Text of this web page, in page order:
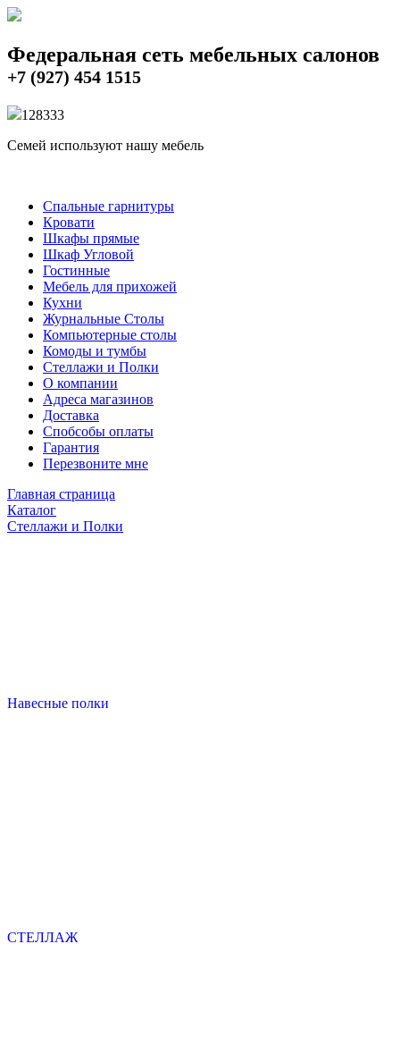
Федеральная сеть мебельных салонов
+7 (927) 454 1515
128333
Семей используют нашу мебель
Спальные гарнитуры
Кровати
Шкафы прямые
Шкаф Угловой
Гостинные
Мебель для прихожей
Кухни
Журнальные Столы
Компьютерные столы
Комоды и тумбы
Стеллажи и Полки
О компании
Адреса магазинов
Доставка
Спобсобы оплаты
Гарантия
Перезвоните мне
Главная страница
Каталог
Стеллажи и Полки
Навесные полки
СТЕЛЛАЖ